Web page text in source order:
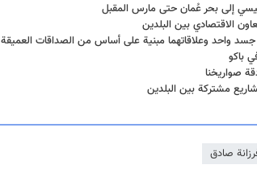
إلى بحر عُمان حتى مارس المقبل
الاقتصادي بين البلدين
واحد وعلاقاتهما مبنية على أساس من الصداقات العميقة
باكو
صواريخنا
مشتركة بين البلدين
صادق